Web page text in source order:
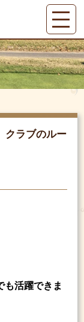
クラブのルー
も活躍できま